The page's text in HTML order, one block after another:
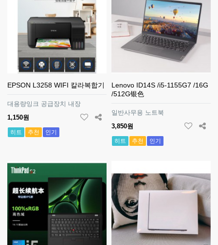
EPSON L3258 WIFI 칼라복합기
대용량잉크 공급장치 내장
1,150원
히트 추천 인기
Lenovo ID14S /i5-1155G7 /16G
/512G银色
일반사무용 노트북
3,850원
히트 추천 인기